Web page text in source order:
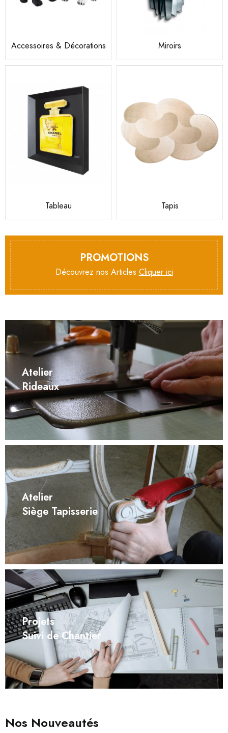
Accessoires & Décorations Miroirs
Tableau Tapis
PROMOTIONS
Découvrez nos Articles Cliquer ici
Atelier
Rideaux
Atelier
Siège Tapisserie
Projets
Suivi de Chantier
Nos Nouveautés